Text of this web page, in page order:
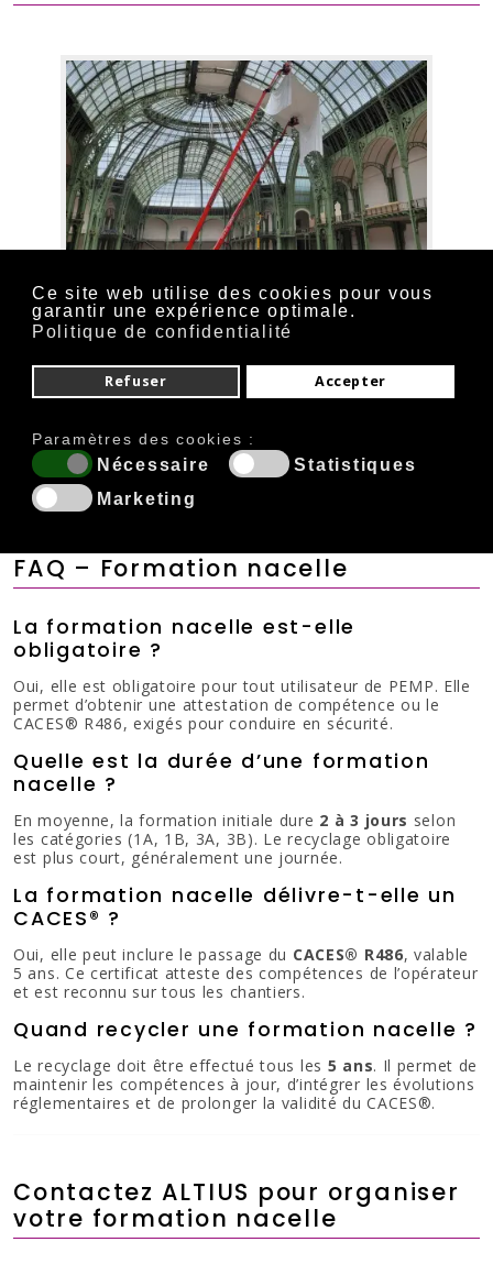
Ce site web utilise des cookies pour vous
garantir une expérience optimale.
Politique de confidentialité
Refuser Accepter
Paramètres des cookies :
Nécessaire
Statistiques
Marketing
La formation nacelle s’appuie sur plusieurs textes :
Code du Travail(articles R4323-55 et suivants),
Recommandation CNAM R486,
Norme EN 280 relative aux PEMP,
Obligation de l’employeur de vérifier les
compétences des opérateurs.
FAQ – Formation nacelle
La formation nacelle est-elle
obligatoire ?
Oui, elle est obligatoire pour tout utilisateur de PEMP. Elle
permet d’obtenir une attestation de compétence ou le
CACES® R486, exigés pour conduire en sécurité.
Quelle est la durée d’une formation
nacelle ?
En moyenne, la formation initiale dure 2 à 3 jours selon
les catégories (1A, 1B, 3A, 3B). Le recyclage obligatoire
est plus court, généralement une journée.
La formation nacelle délivre-t-elle un
CACES® ?
Oui, elle peut inclure le passage du CACES® R486, valable
5 ans. Ce certificat atteste des compétences de l’opérateur
et est reconnu sur tous les chantiers.
Quand recycler une formation nacelle ?
Le recyclage doit être effectué tous les 5 ans. Il permet de
maintenir les compétences à jour, d’intégrer les évolutions
réglementaires et de prolonger la validité du CACES®.
Contactez ALTIUS pour organiser
votre formation nacelle